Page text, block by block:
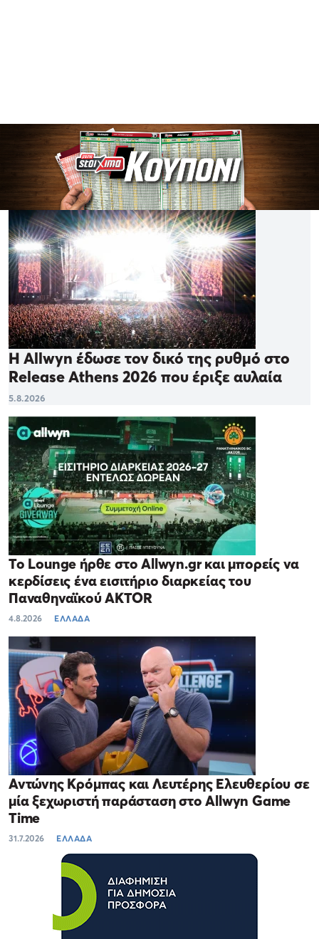
Η Allwyn έδωσε τον δικό της ρυθμό στο
Release Athens 2026 που έριξε αυλαία
5.8.2026
Το Lounge ήρθε στο Allwyn.gr και μπορείς να
κερδίσεις ένα εισιτήριο διαρκείας του
Παναθηναϊκού AKTOR
4.8.2026 ΕΛΛΑΔΑ
Αντώνης Κρόμπας και Λευτέρης Ελευθερίου σε
μία ξεχωριστή παράσταση στο Allwyn Game
Time
31.7.2026 ΕΛΛΑΔΑ